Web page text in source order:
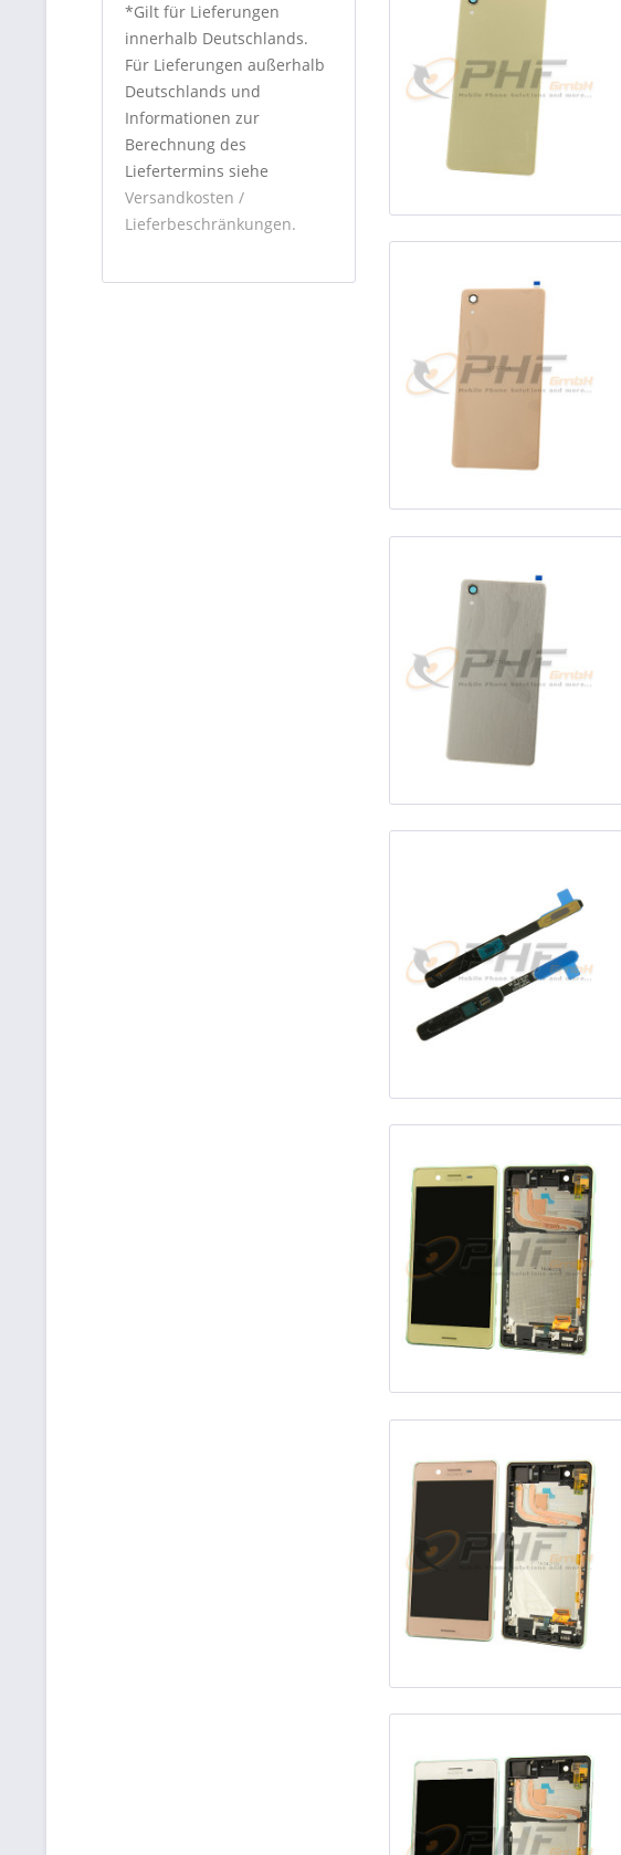
*Gilt für Lieferungen
innerhalb Deutschlands.
Für Lieferungen außerhalb
Deutschlands und
Informationen zur
Berechnung des
Liefertermins siehe
Versandkosten /
Lieferbeschränkungen.